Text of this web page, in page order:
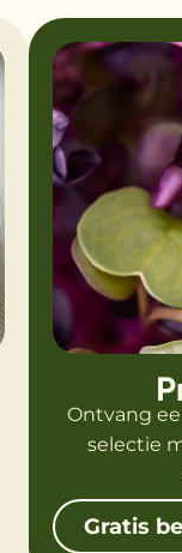
Ontvang
selectie
Gratis